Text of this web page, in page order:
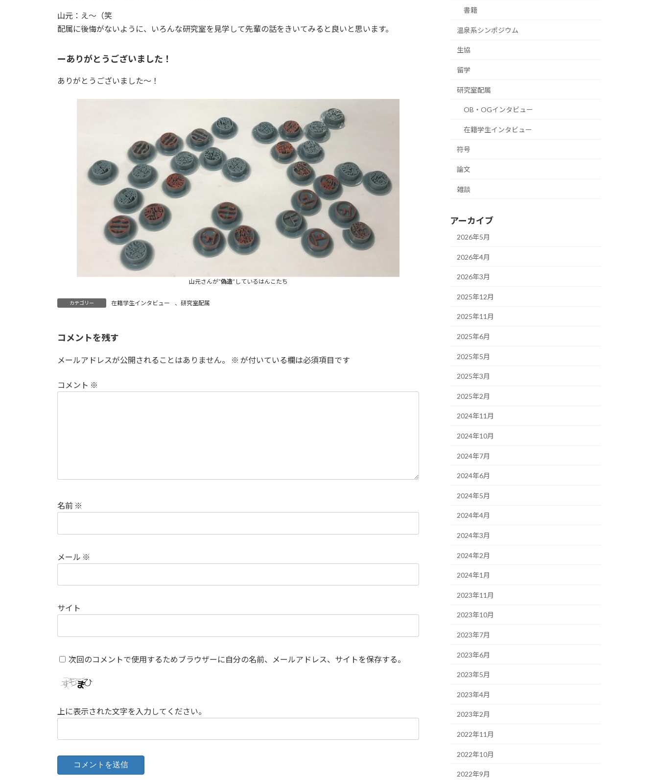
山元：え〜（笑
配属に後悔がないように、いろんな研究室を見学して先輩の話をきいてみると良いと思います。
ーありがとうございました！
ありがとうございました〜！
山元さんが”偽造”しているはんこたち
カテゴリー 在籍学生インタビュー 、 研究室配属
コメントを残す
メールアドレスが公開されることはありません。 ※ が付いている欄は必須項目です
コメント ※
名前 ※
メール ※
サイト
次回のコメントで使用するためブラウザーに自分の名前、メールアドレス、サイトを保存する。
上に表示された文字を入力してください。
書籍
温泉系シンポジウム
生協
留学
研究室配属
OB・OGインタビュー
在籍学生インタビュー
符号
論文
雑談
アーカイブ
2026年5月
2026年4月
2026年3月
2025年12月
2025年11月
2025年6月
2025年5月
2025年3月
2025年2月
2024年11月
2024年10月
2024年7月
2024年6月
2024年5月
2024年4月
2024年3月
2024年2月
2024年1月
2023年11月
2023年10月
2023年7月
2023年6月
2023年5月
2023年4月
2023年2月
2022年11月
2022年10月
2022年9月